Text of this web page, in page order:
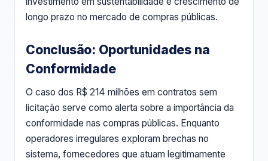
longo prazo no mercado de compras públicas.
Conclusão: Oportunidades na
Conformidade
O caso dos R$ 214 milhões em contratos sem
licitação serve como alerta sobre a importância da
conformidade nas compras públicas. Enquanto
operadores irregulares exploram brechas no
sistema, fornecedores que atuam legitimamente